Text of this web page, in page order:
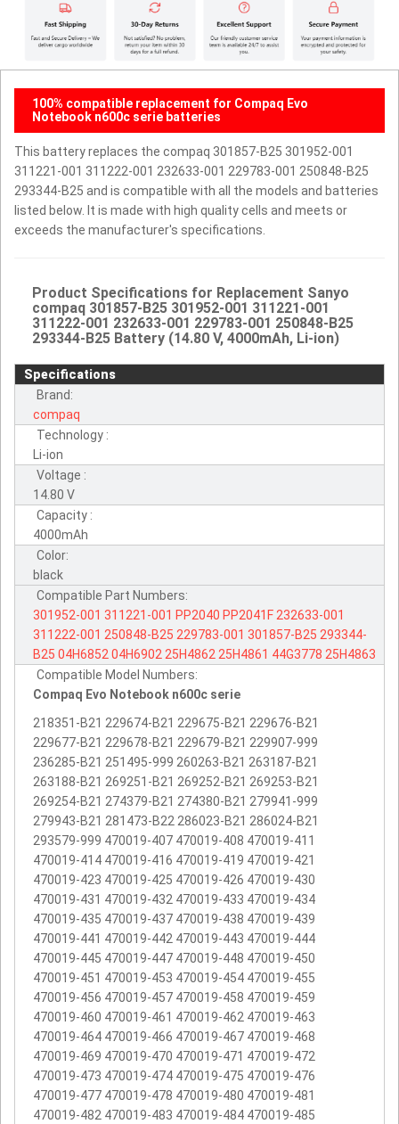
100% compatible replacement for Compaq Evo
Notebook n600c serie batteries
This battery replaces the compaq 301857-B25 301952-001
311221-001 311222-001 232633-001 229783-001 250848-B25
293344-B25 and is compatible with all the models and batteries
listed below. It is made with high quality cells and meets or
exceeds the manufacturer's specifications.
Product Specifications for Replacement Sanyo
compaq 301857-B25 301952-001 311221-001
311222-001 232633-001 229783-001 250848-B25
293344-B25 Battery (14.80 V, 4000mAh, Li-ion)
Specifications
Brand:
compaq
Technology :
Li-ion
Voltage :
14.80 V
Capacity :
4000mAh
Color:
black
Compatible Part Numbers:
301952-001 311221-001 PP2040 PP2041F232633-001
311222-001 250848-B25 229783-001 301857-B25 293344-
B25 04H685204H690225H486225H4861 44G3778 25H4863
Compatible Model Numbers:
Compaq Evo Notebook n600c serie
218351-B21 229674-B21 229675-B21 229676-B21
229677-B21 229678-B21 229679-B21 229907-999
236285-B21 251495-999 260263-B21 263187-B21
263188-B21 269251-B21 269252-B21 269253-B21
269254-B21 274379-B21 274380-B21 279941-999
279943-B21 281473-B22 286023-B21 286024-B21
293579-999 470019-407 470019-408 470019-411
470019-414 470019-416 470019-419 470019-421
470019-423 470019-425 470019-426 470019-430
470019-431 470019-432 470019-433 470019-434
470019-435 470019-437 470019-438 470019-439
470019-441 470019-442 470019-443 470019-444
470019-445 470019-447 470019-448 470019-450
470019-451 470019-453 470019-454 470019-455
470019-456 470019-457 470019-458 470019-459
470019-460 470019-461 470019-462 470019-463
470019-464 470019-466 470019-467 470019-468
470019-469 470019-470 470019-471 470019-472
470019-473 470019-474 470019-475 470019-476
470019-477 470019-478 470019-480 470019-481
470019-482 470019-483 470019-484 470019-485